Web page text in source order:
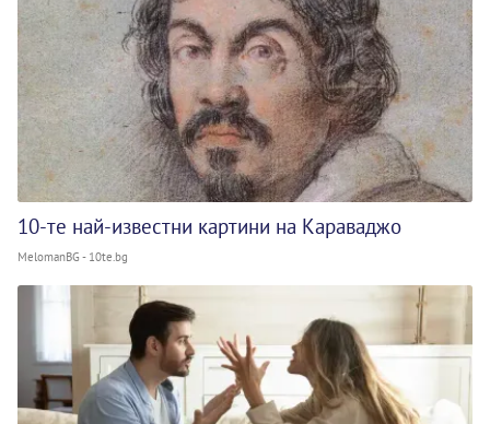
10-те най-известни картини на Караваджо
MelomanBG - 10te.bg